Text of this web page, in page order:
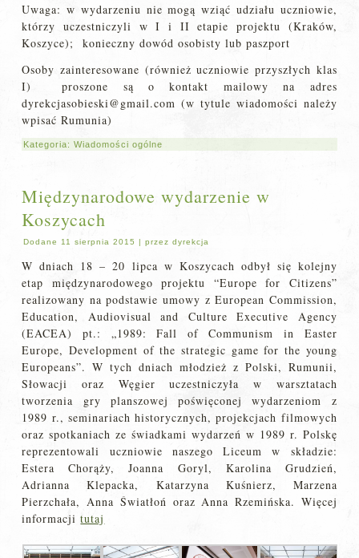
Uwaga: w wydarzeniu nie mogą wziąć udziału uczniowie,
którzy uczestniczyli w I i II etapie projektu (Kraków,
Koszyce); konieczny dowód osobisty lub paszport
Osoby zainteresowane (również uczniowie przyszłych klas
I) proszone są o kontakt mailowy na adres
dyrekcjasobieski@gmail.com (w tytule wiadomości należy
wpisać Rumunia)
Kategoria:Wiadomości ogólne
Międzynarodowe wydarzenie w
Koszycach
Dodane 11 sierpnia 2015 |przez dyrekcja
W dniach 18 – 20 lipca w Koszycach odbył się kolejny
etap międzynarodowego projektu “Europe for Citizens”
realizowany na podstawie umowy z European Commission,
Education, Audiovisual and Culture Executive Agency
(EACEA) pt.: „1989: Fall of Communism in Easter
Europe, Development of the strategic game for the young
Europeans”. W tych dniach młodzież z Polski, Rumunii,
Słowacji oraz Węgier uczestniczyła w warsztatach
tworzenia gry planszowej poświęconej wydarzeniom z
1989 r., seminariach historycznych, projekcjach filmowych
oraz spotkaniach ze świadkami wydarzeń w 1989 r. Polskę
reprezentowali uczniowie naszego Liceum w składzie:
Estera Chorąży, Joanna Goryl, Karolina Grudzień,
Adrianna Klepacka, Katarzyna Kuśnierz, Marzena
Pierzchała, Anna Światłoń oraz Anna Rzemińska. Więcej
informacjitutaj